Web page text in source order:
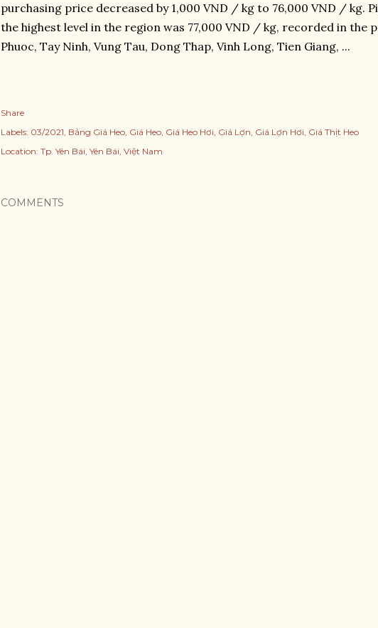
purchasing price decreased by 1,000 VND / kg to 76,000 VND / kg.
the highest level in the region was 77,000 VND / kg, recorded in the
Phuoc, Tay Ninh, Vung Tau, Dong Thap, Vinh Long, Tien Giang, ...
Share
Labels: 03/2021 Bảng Giá Heo Giá Heo Giá Heo Hơi Giá Lợn Giá Lợn Hơi Giá Thịt Heo
Location: Tp. Yên Bái, Yên Bái, Việt Nam
COMMENTS